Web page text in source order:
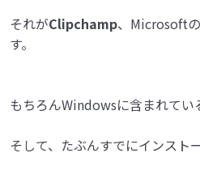
それがClipchamp、Microsoft
す。
もちろんWindowsに含まれてい
そして、たぶんすでにインスト